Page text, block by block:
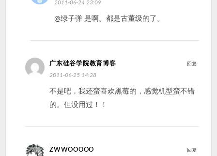
2011-06-24 23:09
@绿子弹 是啊。都是古董级的了。
广东硅谷学院教育博客
2011-06-25 14:28
不是吧，我还蛮喜欢黑莓的，感觉机型蛮不错
的。但没用过！！
回复
ZWWOOOOO 回复